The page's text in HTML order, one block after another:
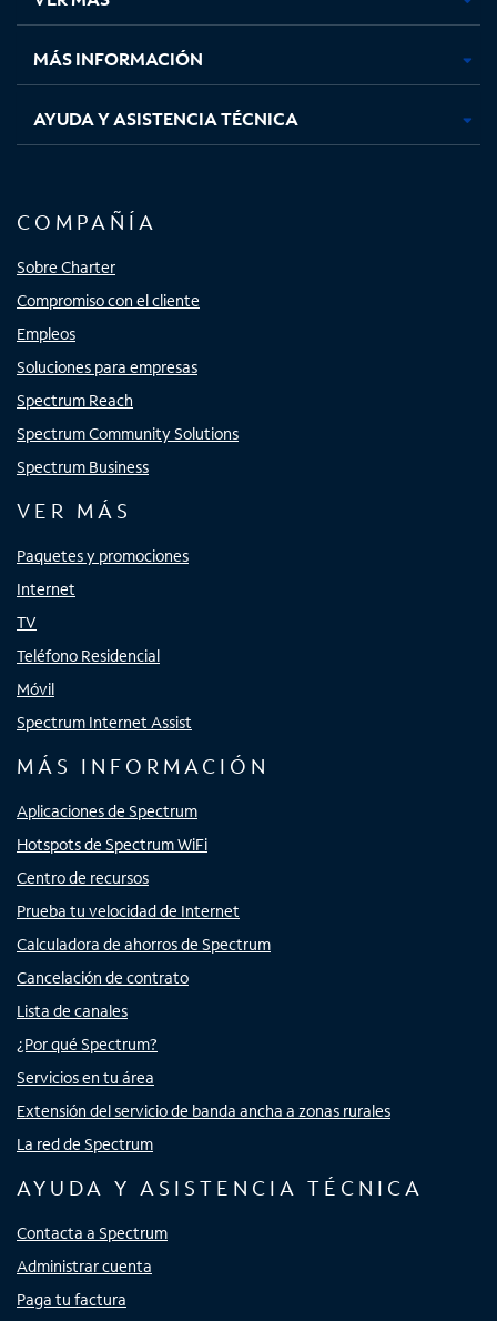
nuevanuevanuevanueva
MÁS INFORMACIÓN
AYUDA Y ASISTENCIA TÉCNICA
COMPAÑÍA
Sobre Charter
Compromiso con el cliente
Empleos
Soluciones para empresas
Spectrum Reach
Spectrum Community Solutions
Spectrum Business
VER MÁS
Paquetes y promociones
Internet
TV
Teléfono Residencial
Móvil
Spectrum Internet Assist
MÁS INFORMACIÓN
Aplicaciones de Spectrum
Hotspots de Spectrum WiFi
Centro de recursos
Prueba tu velocidad de Internet
Calculadora de ahorros de Spectrum
Cancelación de contrato
Lista de canales
¿Por qué Spectrum?
Servicios en tu área
Extensión del servicio de banda ancha a zonas rurales
La red de Spectrum
AYUDA Y ASISTENCIA TÉCNICA
Contacta a Spectrum
Administrar cuenta
Paga tu factura